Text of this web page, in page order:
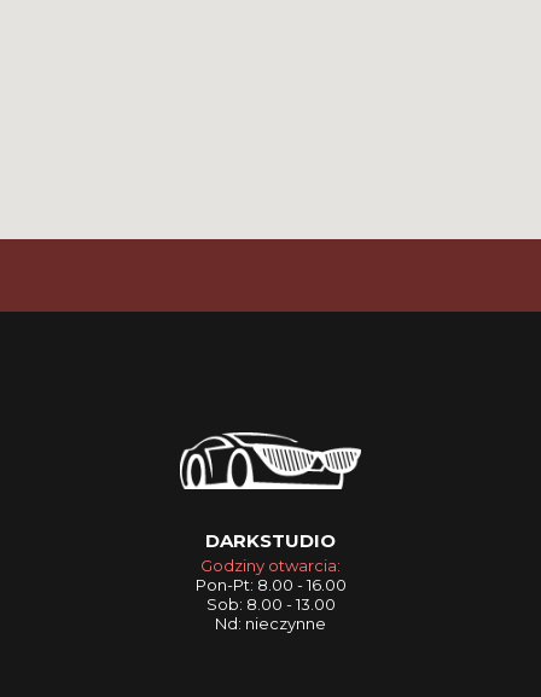
DARKSTUDIO
Godziny otwarcia:
Pon-Pt: 8.00 - 16.00
Sob: 8.00 - 13.00
Nd: nieczynne